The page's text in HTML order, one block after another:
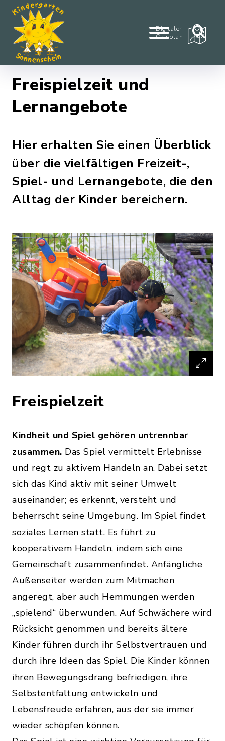
Digitaler
Ortsplan
Freispielzeit und
Lernangebote
Hier erhalten Sie einen Überblick
über die vielfältigen Freizeit-,
Spiel- und Lernangebote, die den
Alltag der Kinder bereichern.
Freispielzeit
Kindheit und Spiel gehören untrennbar
zusammen. Das Spiel vermittelt Erlebnisse
und regt zu aktivem Handeln an. Dabei setzt
sich das Kind aktiv mit seiner Umwelt
auseinander; es erkennt, versteht und
beherrscht seine Umgebung. Im Spiel findet
soziales Lernen statt. Es führt zu
kooperativem Handeln, indem sich eine
Gemeinschaft zusammenfindet. Anfängliche
Außenseiter werden zum Mitmachen
angeregt, aber auch Hemmungen werden
„spielend“ überwunden. Auf Schwächere wird
Rücksicht genommen und bereits ältere
Kinder führen durch ihr Selbstvertrauen und
durch ihre Ideen das Spiel. Die Kinder können
ihren Bewegungsdrang befriedigen, ihre
Selbstentfaltung entwickeln und
Lebensfreude erfahren, aus der sie immer
wieder schöpfen können.